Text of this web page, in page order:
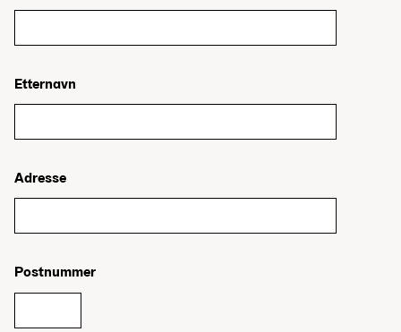
Etternavn
Adresse
Postnummer